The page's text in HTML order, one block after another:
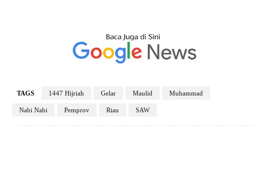
TAGS 1447 Hijriah Gelar Maulid Muhammad
Nabi Nabi Pemprov Riau SAW